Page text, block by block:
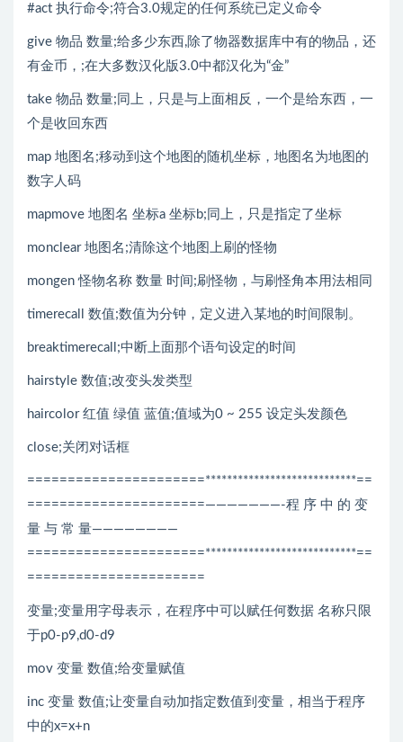
#act 执行命令;符合3.0规定的任何系统已定义命令
give 物品 数量;给多少东西,除了物器数据库中有的物品，还
有金币，;在大多数汉化版3.0中都汉化为“金”
take 物品 数量;同上，只是与上面相反，一个是给东西，一
个是收回东西
map 地图名;移动到这个地图的随机坐标，地图名为地图的
数字人码
mapmove 地图名 坐标a 坐标b;同上，只是指定了坐标
monclear 地图名;清除这个地图上刷的怪物
mongen 怪物名称 数量 时间;刷怪物，与刷怪角本用法相同
timerecall 数值;数值为分钟，定义进入某地的时间限制。
breaktimerecall;中断上面那个语句设定的时间
hairstyle 数值;改变头发类型
haircolor 红值 绿值 蓝值;值域为0 ~ 255 设定头发颜色
close;关闭对话框
======================****************************==
======================———————-程 序 中 的 变
量 与 常 量————————
======================****************************==
======================
变量;变量用字母表示，在程序中可以赋任何数据 名称只限
于p0-p9,d0-d9
mov 变量 数值;给变量赋值
inc 变量 数值;让变量自动加指定数值到变量，相当于程序
中的x=x+n